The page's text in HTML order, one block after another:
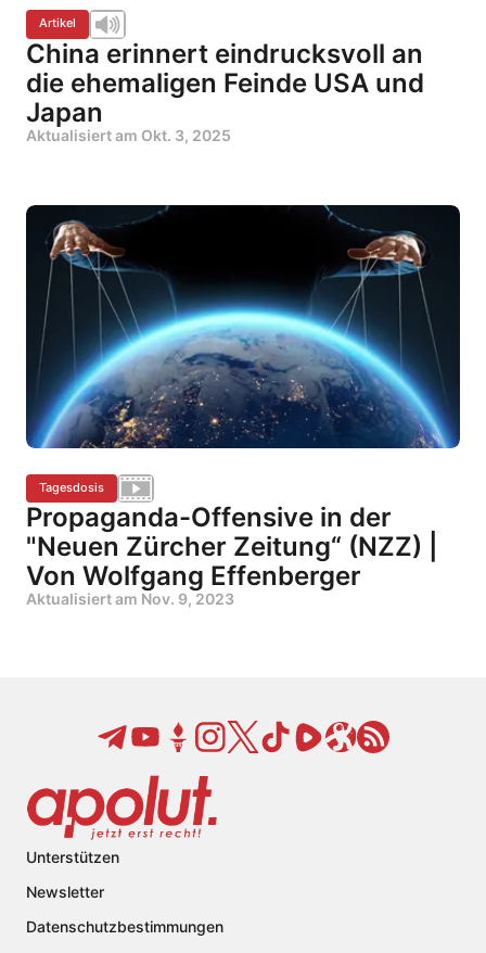
Artikel
China erinnert eindrucksvoll an
die ehemaligen Feinde USA und
Japan
Aktualisiert am Okt. 3, 2025
Tagesdosis
Propaganda-Offensive in der
"Neuen Zürcher Zeitung“ (NZZ) |
Von Wolfgang Effenberger
Aktualisiert am Nov. 9, 2023
Unterstützen
Newsletter
Datenschutzbestimmungen